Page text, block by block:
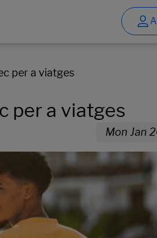
per a viatges
per a viatges
Mon Jan